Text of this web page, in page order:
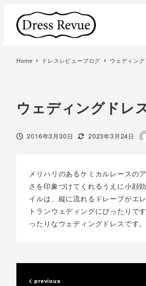
Home ドレスレビューブログ ウェディン
ウェディングド
投稿日
2016年3月30日 更新日
2023年3月24日
著
メリハリのあるケミカルレースの
さを印象づけてくれるうえに小顔
イルは、縦に流れるドレープがエ
トランウェディングにぴったりで
ったりなウェディングドレスです。
previous